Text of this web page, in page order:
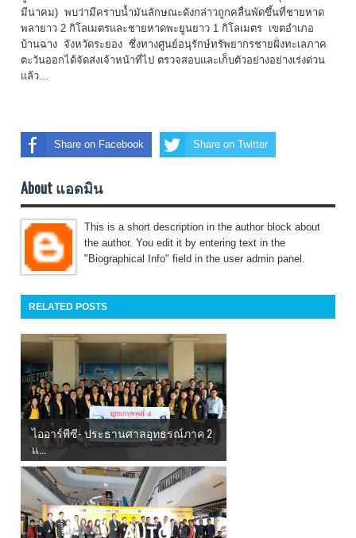
มีนาคม) พบว่ามีคราบน้ำมันลักษณะดังกล่าวถูกคลื่นพัดขึ้นที่ชายหาด
พลายาว 2 กิโลเมตรและชายหาดพะยูนยาว 1 กิโลเมตร เขตอำเภอ
บ้านฉาง จังหวัดระยอง ซึ่งทางศูนย์อนุรักษ์ทรัพยากรชายฝั่งทะเลภาค
ตะวันออกได้จัดส่งเจ้าหน้าที่ไป ตรวจสอบและเก็บตัวอย่างอย่างเร่งด่วน
แล้ว...
Share on Facebook Share on Twitter
About แอดมิน
This is a short description in the author block about
the author. You edit it by entering text in the
"Biographical Info" field in the user admin panel.
RELATED POSTS
ไออาร์พีซี- ประธานศาลอุทธรณ์ภาค 2
แ...